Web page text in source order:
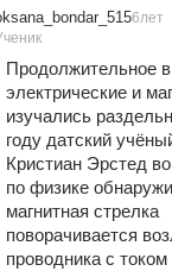
6лет
Продолжительное
электрические и
изучались
году датский
Кристиан Эрстед
по физике
магнитная стрелка
поворачивается
проводника с